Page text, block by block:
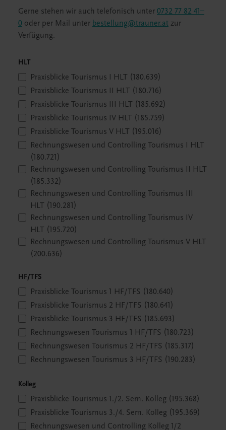
Gerne stehen wir auch telefonisch unter 0732 77 82 41–
0 oder per Mail unter bestellung@trauner.at zur
Verfügung.
HLT
Praxisblicke Tourismus I HLT (180.639)
Praxisblicke Tourismus II HLT (180.716)
Praxisblicke Tourismus III HLT (185.692)
Praxisblicke Tourismus IV HLT (185.759)
Praxisblicke Tourismus V HLT (195.016)
Rechnungswesen und Controlling Tourismus I HLT
(180.721)
Rechnungswesen und Controlling Tourismus II HLT
(185.332)
Rechnungswesen und Controlling Tourismus III
HLT (190.281)
Rechnungswesen und Controlling Tourismus IV
HLT (195.720)
Rechnungswesen und Controlling Tourismus V HLT
(200.636)
HF/TFS
Praxisblicke Tourismus 1 HF/TFS (180.640)
Praxisblicke Tourismus 2 HF/TFS (180.641)
Praxisblicke Tourismus 3 HF/TFS (185.693)
Rechnungswesen Tourismus 1 HF/TFS (180.723)
Rechnungswesen Tourismus 2 HF/TFS (185.317)
Rechnungswesen Tourismus 3 HF/TFS (190.283)
Kolleg
Praxisblicke Tourismus 1./2. Sem. Kolleg (195.368)
Praxisblicke Tourismus 3./4. Sem. Kolleg (195.369)
Rechnungswesen und Controlling Kolleg 1/2